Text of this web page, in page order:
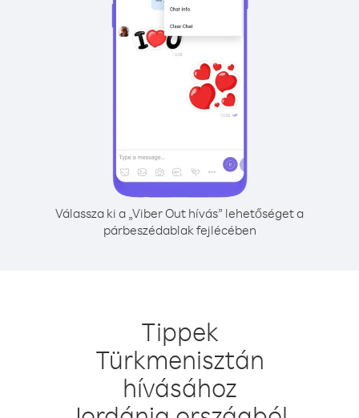
Válassza ki a „Viber Out hívás” lehetőséget a
párbeszédablak fejlécében
Tippek
Türkmenisztán
hívásához